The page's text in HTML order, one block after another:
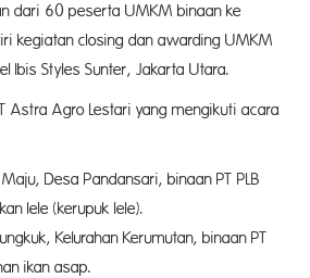
dari 60 peserta UMKM binaan ke
kegiatan closing dan awarding UMKM
Ibis Styles Sunter, Jakarta Utara.
Astra Agro Lestari yang mengikuti acara
Desa Pandansari, binaan PT PLB
lele (kerupuk lele).
Kelurahan Kerumutan, binaan PT
ikan asap.